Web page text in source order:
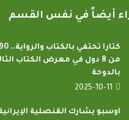
أيضاً في نفس القسم
من 8 دول في معرض الكتاب
بالدوحة
2025-10-11
اوسبو يشارك القنصلية